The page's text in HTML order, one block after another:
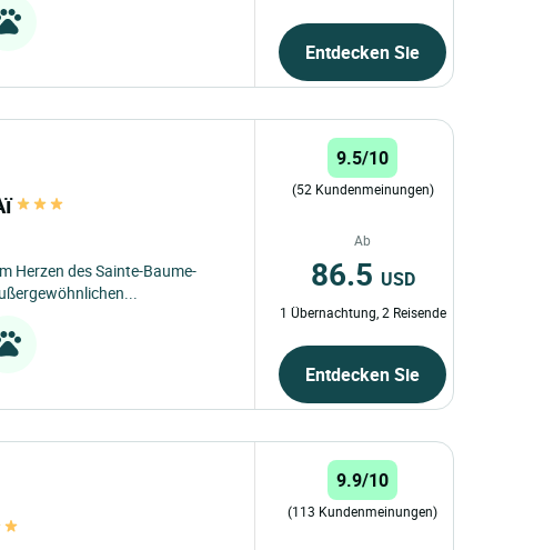
Entdecken Sie
Herzen des Sainte-Baume-
9.5/10
(52 Kundenmeinungen)
Ab
86.5 USD
1 Übernachtung, 2 Reisende
Entdecken Sie
9.9/10
(113 Kundenmeinungen)